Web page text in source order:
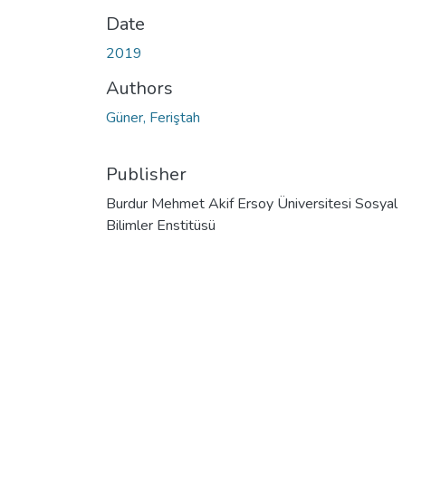
Date
2019
Authors
Güner, Feriştah
Publisher
Burdur Mehmet Akif Ersoy Üniversitesi Sosyal
Bilimler Enstitüsü